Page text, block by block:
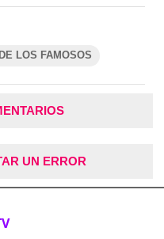
LOS FAMOSOS
UN ERROR